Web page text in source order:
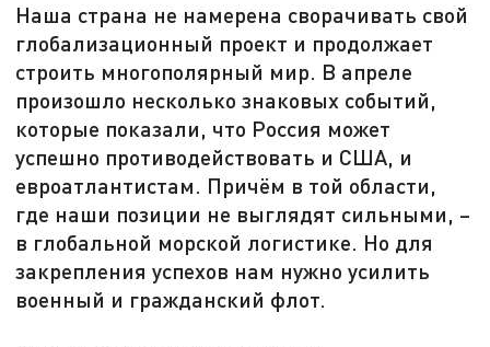
Наша страна не намерена сворачивать свой
глобализационный проект и продолжает
строить многополярный мир. В апреле
произошло несколько знаковых событий,
которые показали, что Россия может
успешно противодействовать и США, и
евроатлантистам. Причём в той области,
где наши позиции не выглядят сильными, –
в глобальной морской логистике. Но для
закрепления успехов нам нужно усилить
военный и гражданский флот.